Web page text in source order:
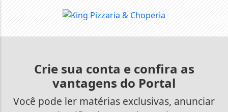
Crie sua conta e confira as
vantagens do Portal
Você pode ler matérias exclusivas, anunciar